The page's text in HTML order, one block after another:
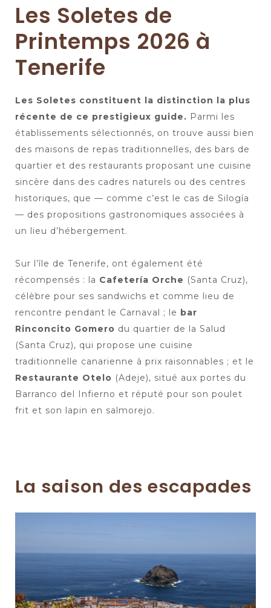
Les Soletes de
Printemps 2026 à
Tenerife
Les Soletes constituent la distinction la plus
récente de ce prestigieux guide. Parmi les
établissements sélectionnés, on trouve aussi bien
des maisons de repas traditionnelles, des bars de
quartier et des restaurants proposant une cuisine
sincère dans des cadres naturels ou des centres
historiques, que — comme c’est le cas de Silogía
— des propositions gastronomiques associées à
un lieu d’hébergement.
Sur l’île de Tenerife, ont également été
récompensés : la Cafetería Orche (Santa Cruz),
célèbre pour ses sandwichs et comme lieu de
rencontre pendant le Carnaval ; le bar
Rinconcito Gomero du quartier de la Salud
(Santa Cruz), qui propose une cuisine
traditionnelle canarienne à prix raisonnables ; et le
Restaurante Otelo (Adeje), situé aux portes du
Barranco del Infierno et réputé pour son poulet
frit et son lapin en salmorejo.
La saison des escapades